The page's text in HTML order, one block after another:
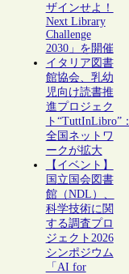
ザインせよ！
Next Library
Challenge
2030」を開催
イタリア図書
館協会、乳幼
児向け読書推
進プロジェク
ト“TuttInLibro”：
全国ネットワ
ークが拡大
【イベント】
国立国会図書
館（NDL）、
科学技術に関
する調査プロ
ジェクト2026
シンポジウム
「AI for